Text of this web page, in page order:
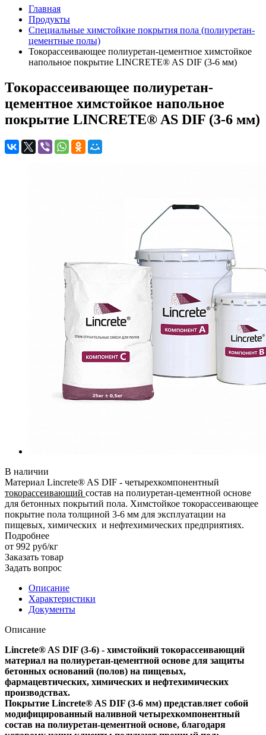
Главная
Продукты
Специальные химстойкие покрытия пола (полиуретан-
цементные полы)
Токорассеивающее полиуретан-цементное химстойкое
напольное покрытие LINCRETE® AS DIF (3-6 мм)
Токорассеивающее полиуретан-
цементное химстойкое напольное
покрытие LINCRETE® AS DIF (3-6 мм)
В наличии
Материал Lincrete® AS DIF - четырехкомпонентный
токорассеивающий состав на полиуретан-цементной основе
для бетонных покрытий пола. Химстойкое токорассеивающее
покрытие пола толщиной 3-6 мм для эксплуатации на
пищевых, химических и нефтехимических предприятиях.
Подробнее
от 992 руб/кг
Заказать товар
Задать вопрос
Описание
Характеристики
Документы
Описание
Lincrete® AS DIF (3-6) - химстойкий токорассеивающий
материал на полиуретан-цементной основе для защиты
бетонных оснований (полов) на пищевых,
фармацевтических, химических и нефтехимических
производствах.
Покрытие Lincrete® AS DIF (3-6 мм) представляет собой
модифицированный наливной четырехкомпонентный
состав на полиуретан-цементной основе, благодаря